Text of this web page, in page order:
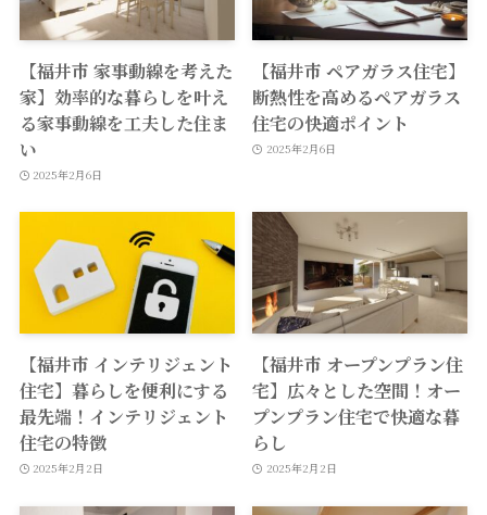
【福井市 家事動線を考えた
家】効率的な暮らしを叶え
る家事動線を工夫した住ま
い
2025年2月6日
【福井市 ペアガラス住宅】
断熱性を高めるペアガラス
住宅の快適ポイント
2025年2月6日
【福井市 インテリジェント
住宅】暮らしを便利にする
最先端！インテリジェント
住宅の特徴
2025年2月2日
【福井市 オープンプラン住
宅】広々とした空間！オー
プンプラン住宅で快適な暮
らし
2025年2月2日